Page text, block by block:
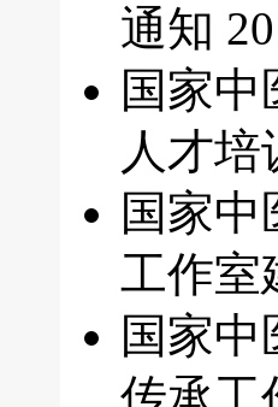
通知
国家
人才
国家
工作室
国家